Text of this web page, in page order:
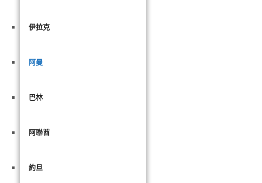
伊拉克
阿曼
巴林
阿聯酋
約旦